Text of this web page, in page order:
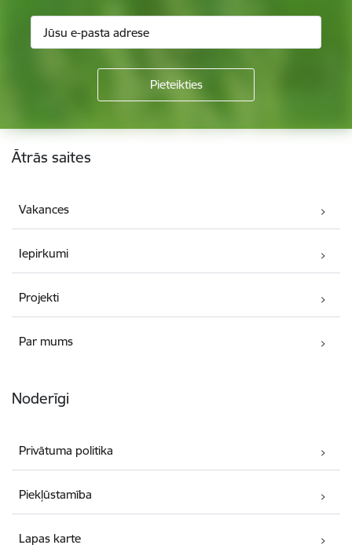
Kājene
Ātrās saites
Vakances
Iepirkumi
Projekti
Par mums
Noderīgi
Privātuma politika
Piekļūstamība
Lapas karte